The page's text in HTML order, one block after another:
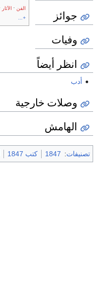
الفن الآثار
+...
جوائز
وفيات
انظر أيضاً
أدب
وصلات خارجية
الهامش
تصنيفات:
1847 كتب 1847